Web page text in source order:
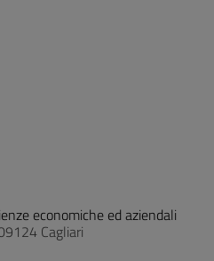
economiche ed aziendali
Cagliari